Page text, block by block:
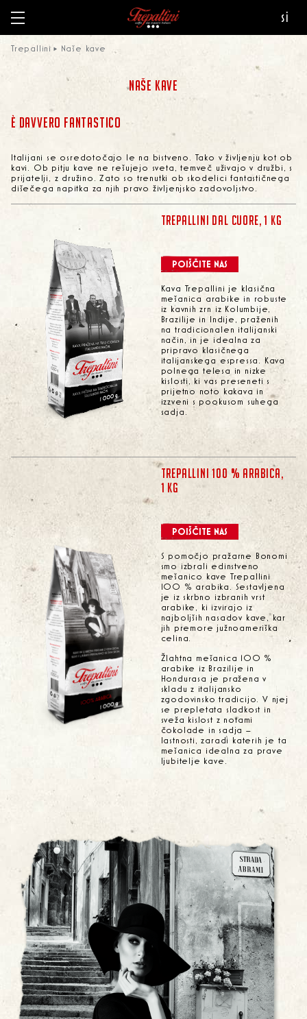
si
Trepallini Naše kave
NAŠE KAVE
È DAVVERO FANTASTICO
Italijani se osredotočajo le na bistveno. Tako v življenju kot ob
kavi. Ob pitju kave ne rešujejo sveta, temveč uživajo v družbi, s
prijatelji, z družino. Zato so trenutki ob skodelici fantastičnega
dišečega napitka za njih pravo življenjsko zadovoljstvo.
TREPALLINI DAL CUORE, 1 KG
POIŠČITE NAS
Kava Trepallini je klasična
mešanica arabike in robuste
iz kavnih zrn iz Kolumbije,
Brazilije in Indije, praženih
na tradicionalen italijanski
način, in je idealna za
pripravo klasičnega
italijanskega espressa. Kava
polnega telesa in nizke
kislosti, ki vas preseneti s
prijetno noto kakava in
izzveni s pookusom suhega
sadja.
TREPALLINI 100 % ARABICA,
1 KG
POIŠČITE NAS
S pomočjo pražarne Bonomi
smo izbrali edinstveno
mešanico kave Trepallini
100 % arabika. Sestavljena
je iz skrbno izbranih vrst
arabike, ki izvirajo iz
najboljših nasadov kave, kar
jih premore južnoameriška
celina.
Žlahtna mešanica 100 %
arabike iz Brazilije in
Hondurasa je pražena v
skladu z italijansko
zgodovinsko tradicijo. V njej
se prepletata sladkost in
sveža kislost z notami
čokolade in sadja –
lastnosti, zaradi katerih je ta
mešanica idealna za prave
ljubitelje kave.